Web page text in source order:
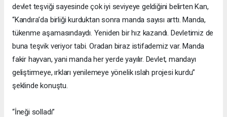
devlet teşviği sayesinde çok iyi seviyeye geldiğini belirten Kan,
“Kandıra’da birliği kurduktan sonra manda sayısı arttı. Manda,
tükenme aşamasındaydı. Yeniden bir hız kazandı. Devletimiz de
buna teşvik veriyor tabi. Oradan biraz istifademiz var. Manda
fakir hayvan, yani manda her yerde yayılır. Devlet, mandayı
geliştirmeye, ırkları yenilemeye yönelik ıslah projesi kurdu”
şeklinde konuştu.
“İneği solladı”